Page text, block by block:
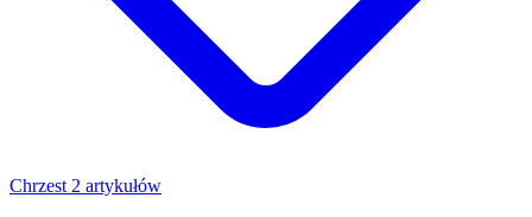
Chrzest 2 artykułów